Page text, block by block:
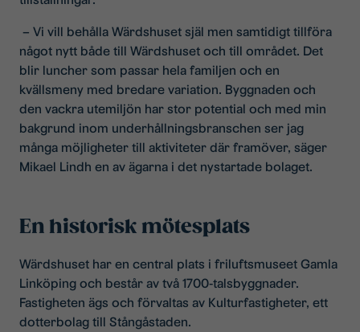
– Vi vill behålla Wärdshuset själ men samtidigt tillföra
något nytt både till Wärdshuset och till området. Det
blir luncher som passar hela familjen och en
kvällsmeny med bredare variation. Byggnaden och
den vackra utemiljön har stor potential och med min
bakgrund inom underhållningsbranschen ser jag
många möjligheter till aktiviteter där framöver, säger
Mikael Lindh en av ägarna i det nystartade bolaget.
En historisk mötesplats
Wärdshuset har en central plats i friluftsmuseet Gamla
Linköping och består av två 1700-talsbyggnader.
Fastigheten ägs och förvaltas av Kulturfastigheter, ett
dotterbolag till Stångåstaden.